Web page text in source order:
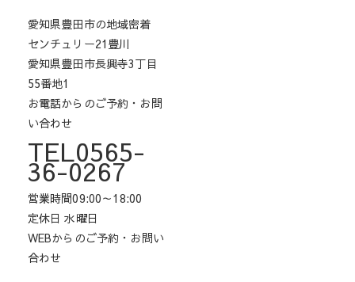
愛知県豊田市の地域密着
センチュリー21豊川
愛知県豊田市長興寺3丁目
55番地1
お電話からのご予約・お問
い合わせ
TEL0565-
36-0267
営業時間09:00～18:00
定休日 水曜日
WEBからのご予約・お問い
合わせ